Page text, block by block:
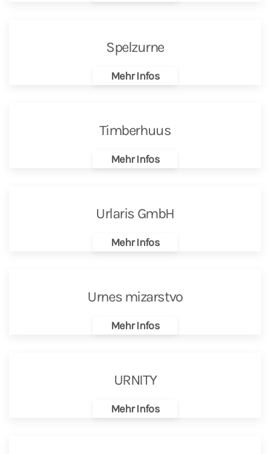
Spelzurne
Mehr Infos
Timberhuus
Mehr Infos
Urlaris GmbH
Mehr Infos
Urnes mizarstvo
Mehr Infos
URNITY
Mehr Infos